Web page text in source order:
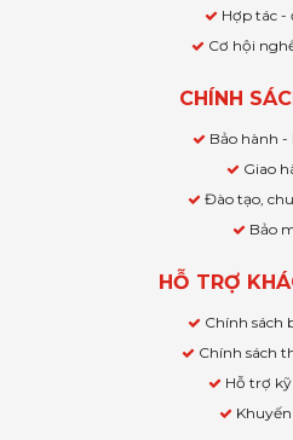
Hợp tác -
Cơ hội
CHÍNH
Bảo hành -
Giao
Đào tạo,
Bảo
HỖ TRỢ
Chính sách
Chính sách
Hỗ trợ